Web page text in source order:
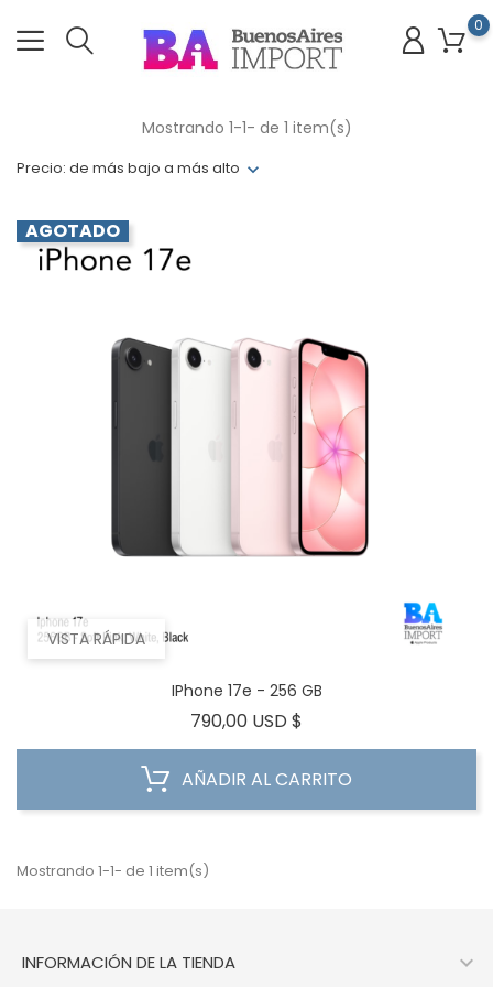
0
Precio: de más bajo a más alto
Mostrando 1-1- de 1 item(s)
VISTA RÁPIDA
AGOTADO
IPhone 17e - 256 GB
790,00 USD $
AÑADIR AL CARRITO
Mostrando 1-1- de 1 item(s)
INFORMACIÓN DE LA TIENDA 